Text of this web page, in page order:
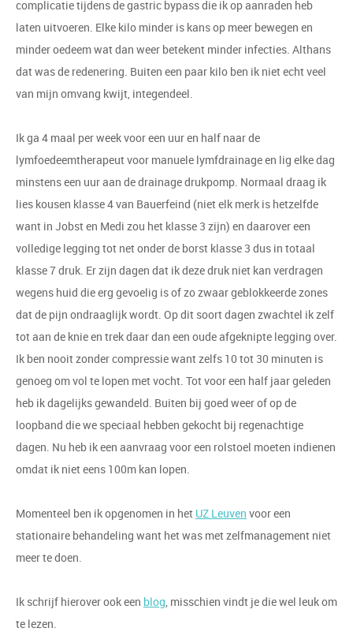
complicatie tijdens de gastric bypass die ik op aanraden heb
laten uitvoeren. Elke kilo minder is kans op meer bewegen en
minder oedeem wat dan weer betekent minder infecties. Althans
dat was de redenering. Buiten een paar kilo ben ik niet echt veel
van mijn omvang kwijt, integendeel.
Ik ga 4 maal per week voor een uur en half naar de
lymfoedeemtherapeut voor manuele lymfdrainage en lig elke dag
minstens een uur aan de drainage drukpomp. Normaal draag ik
lies kousen klasse 4 van Bauerfeind (niet elk merk is hetzelfde
want in Jobst en Medi zou het klasse 3 zijn) en daarover een
volledige legging tot net onder de borst klasse 3 dus in totaal
klasse 7 druk. Er zijn dagen dat ik deze druk niet kan verdragen
wegens huid die erg gevoelig is of zo zwaar geblokkeerde zones
dat de pijn ondraaglijk wordt. Op dit soort dagen zwachtel ik zelf
tot aan de knie en trek daar dan een oude afgeknipte legging over.
Ik ben nooit zonder compressie want zelfs 10 tot 30 minuten is
genoeg om vol te lopen met vocht. Tot voor een half jaar geleden
heb ik dagelijks gewandeld. Buiten bij goed weer of op de
loopband die we speciaal hebben gekocht bij regenachtige
dagen. Nu heb ik een aanvraag voor een rolstoel moeten indienen
omdat ik niet eens 100m kan lopen.
Momenteel ben ik opgenomen in het UZ Leuven voor een
stationaire behandeling want het was met zelfmanagement niet
meer te doen.
Ik schrijf hierover ook een blog, misschien vindt je die wel leuk om
te lezen.